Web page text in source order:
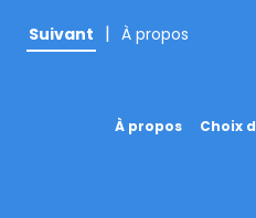
Suivant | À propos
À propos Choix